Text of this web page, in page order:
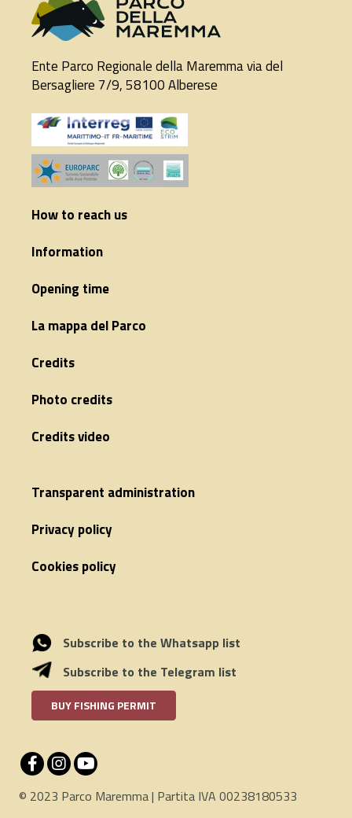
Ente Parco Regionale della Maremma via del
Bersagliere 7/9, 58100 Alberese
How to reach us
Information
Opening time
La mappa del Parco
Credits
Photo credits
Credits video
Transparent administration
Privacy policy
Cookies policy
Subscribe to the Whatsapp list
Subscribe to the Telegram list
BUY FISHING PERMIT
© 2023 Parco Maremma | Partita IVA 00238180533